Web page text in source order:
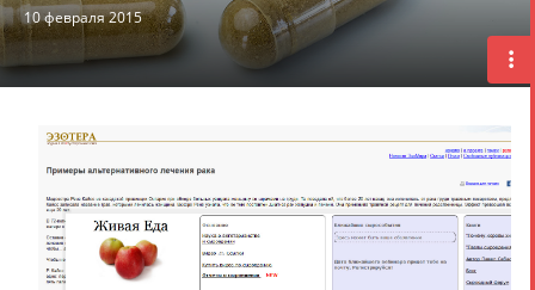
10 февраля 2015